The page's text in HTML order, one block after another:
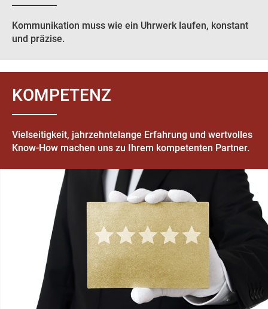
Kommunikation muss wie ein Uhrwerk laufen, konstant
und präzise.
KOMPETENZ
Vielseitigkeit, jahrzehntelange Erfahrung und wertvolles
Know-How machen uns zu Ihrem kompetenten Partner.